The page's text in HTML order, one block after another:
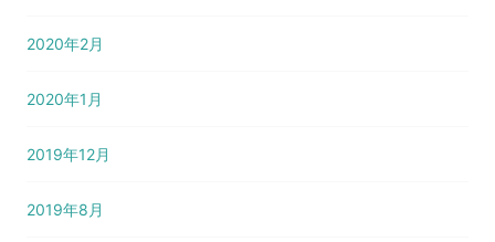
2020年2月
2020年1月
2019年12月
2019年8月